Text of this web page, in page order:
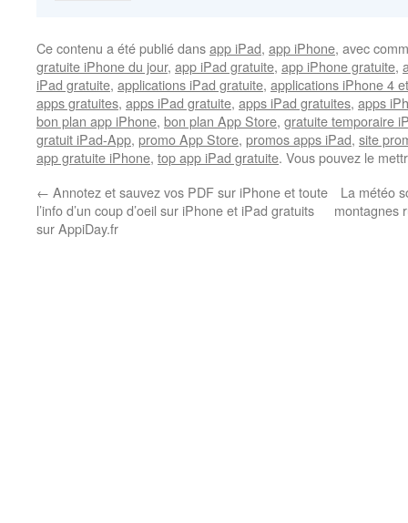
Ce contenu a été publié dansapp iPad, app iPhone, avec
gratuite iPhone du jour, app iPad gratuite, app iPhone gratuite,
iPad gratuite, applications iPad gratuite, applications iPhone 4
apps gratuites, apps iPad gratuite, apps iPad gratuites, apps
bon plan app iPhone, bon plan App Store, gratuite temporaire
gratuit iPad-App, promo App Store, promos apps iPad, site
app gratuite iPhone, top app iPad gratuite. Vous pouvez le
← Annotez et sauvez vos PDF sur iPhone et toute
l’info d’un coup d’oeil sur iPhone et iPad gratuits
sur AppiDay.fr
La météo
montagnes